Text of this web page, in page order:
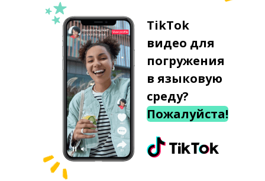
TikTok
видео для
погружения
в языковую
среду?
Пожалуйста!